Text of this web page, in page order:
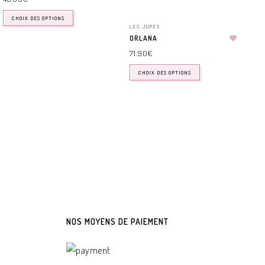
CHOIX DES OPTIONS
LES JUPES
ORLANA
71.90€
CHOIX DES OPTIONS
NOS MOYENS DE PAIEMENT